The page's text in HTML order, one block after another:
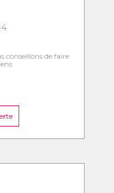
conseillons de faire